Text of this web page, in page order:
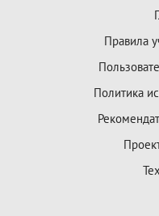
Правила
Политика